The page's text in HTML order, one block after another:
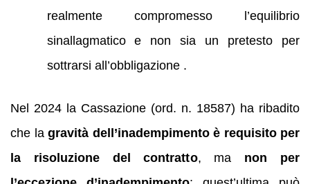
realmente compromesso l’equilibrio
sinallagmatico e non sia un pretesto per
sottrarsi all’obbligazione .
Nel 2024 la Cassazione (ord. n. 18587) ha ribadito
che la gravità dell’inadempimento è requisito per
la risoluzione del contratto, ma non per